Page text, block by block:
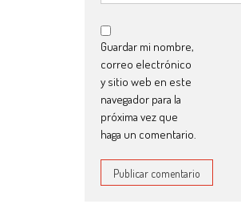
Guardar mi nombre,
correo electrónico
y sitio web en este
navegador para la
próxima vez que
haga un comentario.